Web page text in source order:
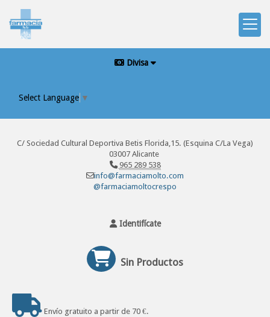
Divisa
Select Language ▼
C/ Sociedad Cultural Deportiva Betis Florida,15. (Esquina C/La Vega)
03007 Alicante
965 289 538
info@farmaciamolto.com
@farmaciamoltocrespo
Identifícate
Sin Productos
Envío gratuito a partir de 70 €.